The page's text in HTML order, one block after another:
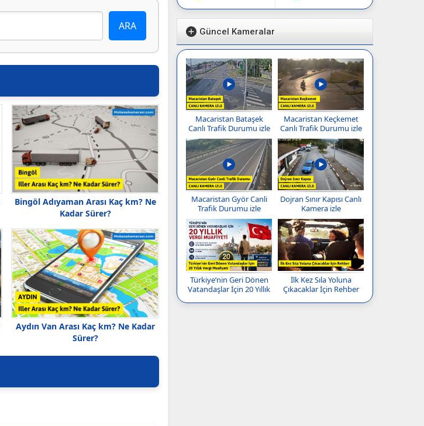
Bingöl Adıyaman Arası Kaç km? Ne
Kadar Sürer?
Aydın Van Arası Kaç km? Ne Kadar
Sürer?
Güncel Kameralar
Macaristan Bataşek
Canlı Trafik Durumu izle
Macaristan Keçkemet
Canlı Trafik Durumu izle
Macaristan Györ Canli
Trafik Durumu izle
Dojran Sınır Kapısı Canlı
Kamera izle
Türkiye’nin Geri Dönen
Vatandaşlar İçin 20 Yıllık
İlk Kez Sıla Yoluna
Çıkacaklar İçin Rehber